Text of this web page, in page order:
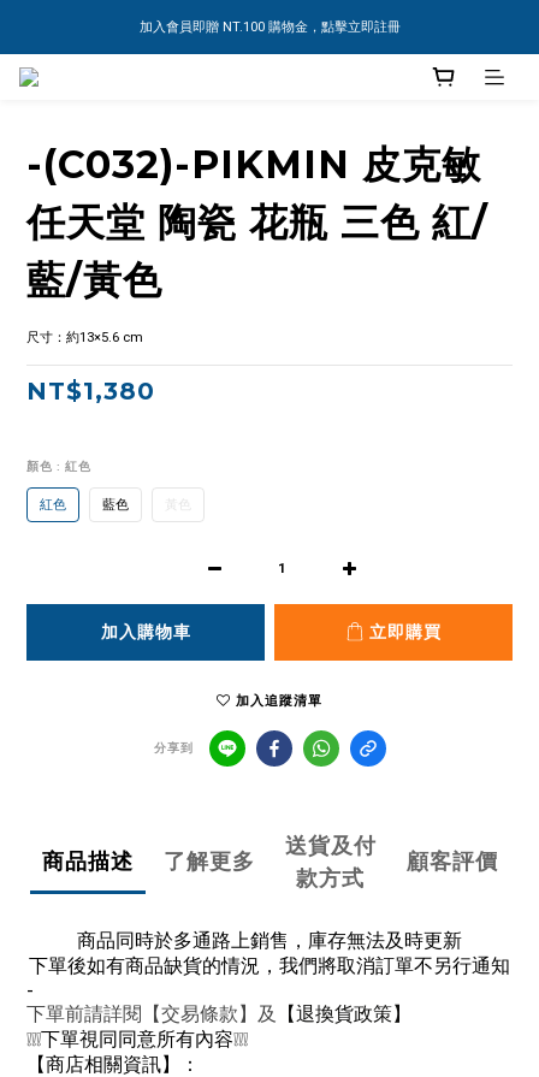
加入會員即贈 NT.100 購物金，點擊立即註冊
-(C032)-PIKMIN 皮克敏
任天堂 陶瓷 花瓶 三色 紅/
藍/黃色
尺寸：約13×5.6 cm
NT$1,380
顏色 : 紅色
紅色 藍色 黃色
加入購物車 立即購買
加入追蹤清單
分享到
商品描述 了解更多
送貨及付
款方式
顧客評價
商品同時於多通路上銷售，庫存無法及時更新
下單後如有商品缺貨的情況，我們將取消訂單不另行通知
-
下單前請詳閱【交易條款】及
【退換貨政策】
❕❕❕下單視同同意所有內容❕❕❕
【商店相關資訊】：